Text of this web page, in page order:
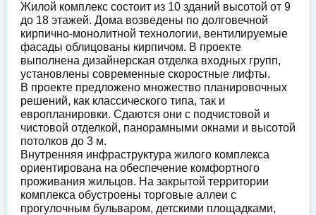
Жилой комплекс состоит из 10 зданий высотой от 9
до 18 этажей. Дома возведены по долговечной
кирпично-монолитной технологии, вентилируемые
фасады облицованы кирпичом. В проекте
выполнена дизайнерская отделка входных групп,
установлены современные скоростные лифты.
В проекте предложено множество планировочных
решений, как классического типа, так и
европланировки. Сдаются они с подчистовой и
чистовой отделкой, панорамными окнами и высотой
потолков до 3 м.
Внутренняя инфраструктура жилого комплекса
ориентирована на обеспечение комфортного
проживания жильцов. На закрытой территории
комплекса обустроены торговые аллеи с
прогулочным бульваром, детскими площадками,